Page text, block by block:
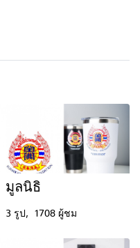
มูลนิธิ
3 รูป, 1708 ผู้ชม